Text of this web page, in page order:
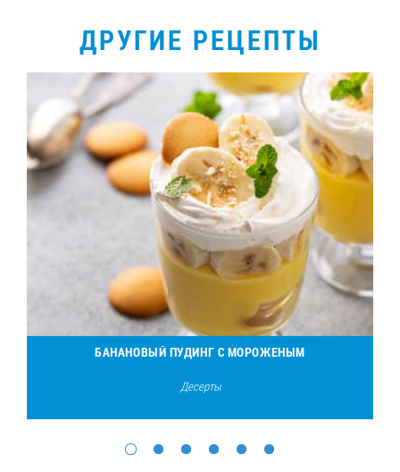
ДРУГИЕ РЕЦЕПТЫ
БАНАНОВЫЙ ПУДИНГ С МОРОЖЕНЫМ
Десерты